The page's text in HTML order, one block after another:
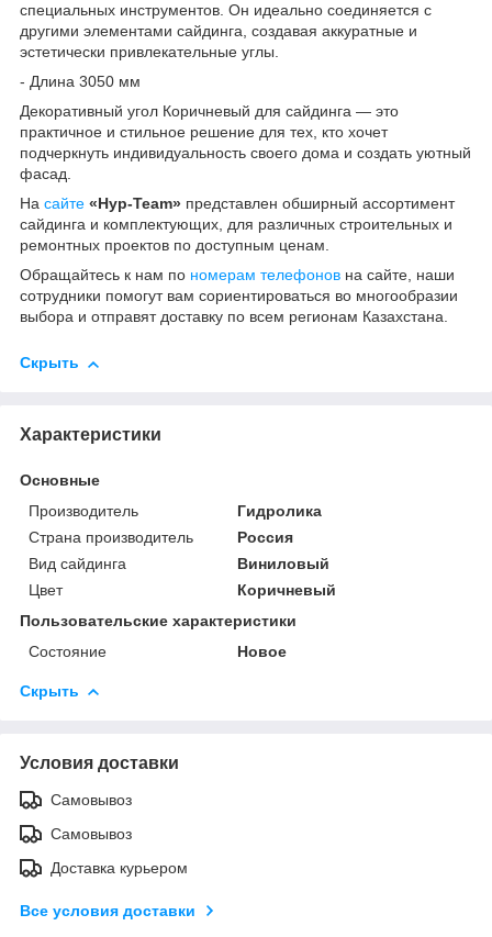
специальных инструментов. Он идеально соединяется с
другими элементами сайдинга, создавая аккуратные и
эстетически привлекательные углы.
- Длина 3050 мм
Декоративный угол Коричневый для сайдинга — это
практичное и стильное решение для тех, кто хочет
подчеркнуть индивидуальность своего дома и создать уютный
фасад.
На сайте «Нур-Team» представлен обширный ассортимент
сайдинга и комплектующих, для различных строительных и
ремонтных проектов по доступным ценам.
Обращайтесь к нам по номерам телефонов на сайте, наши
сотрудники помогут вам сориентироваться во многообразии
выбора и отправят доставку по всем регионам Казахстана.
Скрыть
Характеристики
Основные
Производитель
Гидролика
Страна производитель
Россия
Вид сайдинга
Виниловый
Цвет
Коричневый
Пользовательские характеристики
Состояние
Новое
Скрыть
Условия доставки
Самовывоз
Самовывоз
Доставка курьером
Все условия доставки